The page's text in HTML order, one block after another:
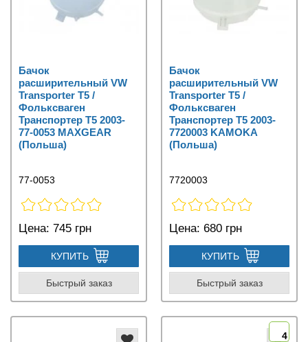
Бачок
расширительный VW
Transporter T5 /
Фольксваген
Транспортер Т5 2003-
77-0053 MAXGEAR
(Польша)
77-0053
Цена: 745 грн
КУПИТЬ
Быстрый заказ
Бачок
расширительный VW
Transporter T5 /
Фольксваген
Транспортер Т5 2003-
7720003 KAMOKA
(Польша)
7720003
Цена: 680 грн
КУПИТЬ
Быстрый заказ
4